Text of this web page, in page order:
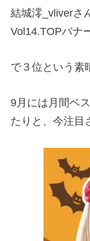
結城澪 _vliverさ
Vol14.TOPバナ
で３位という素
9 月には 月間ベ
たりと、今注目